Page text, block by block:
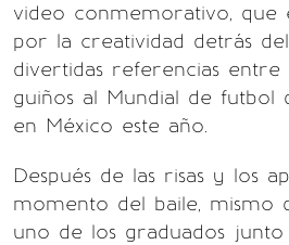
video conmemorativo, que
por la creatividad detrás
divertidas referencias
guiños al Mundial de futbol
en México este año.
Después de las risas y los
momento del baile, mismo
uno de los graduados junto